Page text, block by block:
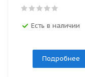
Есть в наличии
Подробнее